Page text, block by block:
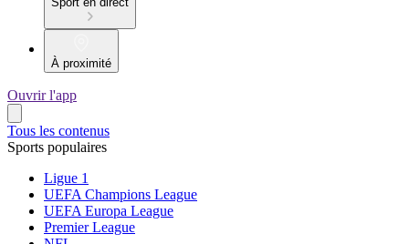
À proximité
Ouvrir l'app
Tous les contenus
Sports populaires
Ligue 1
UEFA Champions League
UEFA Europa League
Premier League